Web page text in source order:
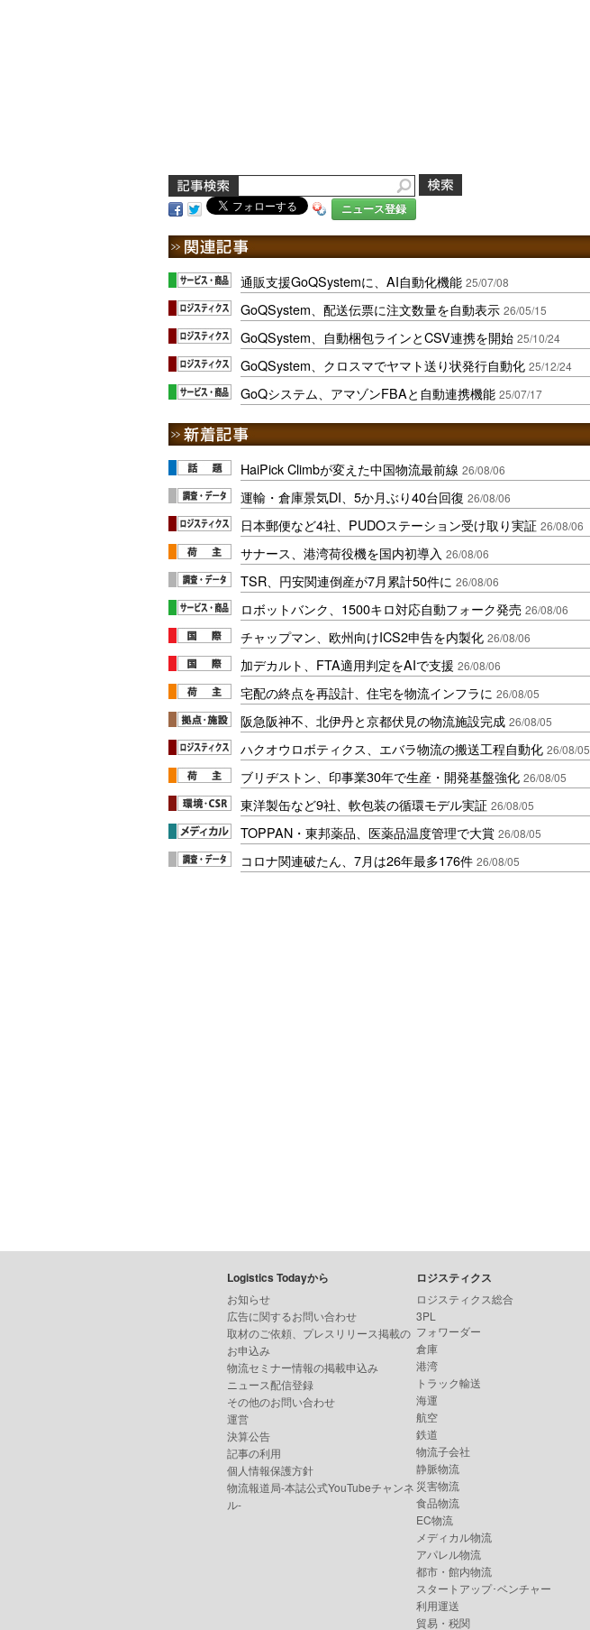
ニュース登録
通販支援GoQSystemに、AI自動化機能 25/07/08
GoQSystem、配送伝票に注文数量を自動表示 26/05/15
GoQSystem、自動梱包ラインとCSV連携を開始 25/10/24
GoQSystem、クロスマでヤマト送り状発行自動化 25/12/24
GoQシステム、アマゾンFBAと自動連携機能 25/07/17
HaiPick Climbが変えた中国物流最前線 26/08/06
運輸・倉庫景気DI、5か月ぶり40台回復 26/08/06
日本郵便など4社、PUDOステーション受け取り実証 26/08/06
サナース、港湾荷役機を国内初導入 26/08/06
TSR、円安関連倒産が7月累計50件に 26/08/06
ロボットバンク、1500キロ対応自動フォーク発売 26/08/06
チャップマン、欧州向けICS2申告を内製化 26/08/06
加デカルト、FTA適用判定をAIで支援 26/08/06
宅配の終点を再設計、住宅を物流インフラに 26/08/05
阪急阪神不、北伊丹と京都伏見の物流施設完成 26/08/05
ハクオウロボティクス、エバラ物流の搬送工程自動化 26/08/05
ブリヂストン、印事業30年で生産・開発基盤強化 26/08/05
東洋製缶など9社、軟包装の循環モデル実証 26/08/05
TOPPAN・東邦薬品、医薬品温度管理で大賞 26/08/05
コロナ関連破たん、7月は26年最多176件 26/08/05
Logistics Todayから
お知らせ
広告に関するお問い合わせ
取材のご依頼、プレスリリース掲載の
お申込み
物流セミナー情報の掲載申込み
ニュース配信登録
その他のお問い合わせ
運営
決算公告
記事の利用
個人情報保護方針
物流報道局-本誌公式YouTubeチャンネ
ル-
ロジスティクス
ロジスティクス総合
3PL
フォワーダー
倉庫
港湾
トラック輸送
海運
航空
鉄道
物流子会社
静脈物流
災害物流
食品物流
EC物流
メディカル物流
アパレル物流
都市・館内物流
スタートアップ･ベンチャー
利用運送
貿易・税関